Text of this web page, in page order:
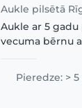
Aukle pilsētā
Aukle ar 5
vecuma bērnu
pusaudžiem.
Tehnikumu un
palīdzības
Pieredze: >